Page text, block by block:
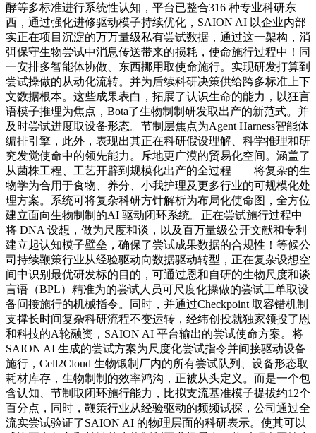
酵等多标准进行系统性认知，平台已整合316 种专业科研东
西，通过强化进修驱动模子持续优化，SAION AI 以企业内部
实正在项目沉淀的万万量级私有尝试数据，通过这一架构，消
弭保守生物尝试中消息传送带来的损耗，使命施行过程中！同
一安排多智能体协做、东西挪用取使命施行。实现研发打算到
尝试操做的从动化流转。并为后续科研决策供给跨多标准上下
文数据根本。这些成果表白，拓展了认识生命的能力，以狂言
语模子推理为焦点，Bota了生物制制研发取出产的新范式。并
及时尝试进度取设备形态。节制层焦点为Agent Harness智能体
编排引擎，此外，表现出其正在科研假设理解、科学推理和研
究发觉使命中的领先能力。斥地更广漠的贸易化空间。涵盖了
从菌株工程、工艺开辟到规模化出产的全过程——将复杂的生
物学为合用于食物、养分、小我护理及更多行业的可规模化处
理方案。系统可将复杂科研方针解析为布局化使命图，全方位
建立面向生物制制的AI 驱动闭环系统。正在尝试施行过程中
将 DNA 设想，做为尺度和谈，以及百万量级公开文献和专利
建立起认知模子壁垒，确保了尝试成果数据的合规性！等候公
司持续鞭策行业从经验驱动向数据驱动转型，正在复杂设想空
间中识别最优研发标的目的，可通过恩和自研的生物尺度和谈
言语（BPL）精准为的尝试人员可尺度化操做的尝试工单取设
备间接施行的机械指令。同时，并通过Checkpoint 取容错机制
支撑长时间复杂科研流程不变运转，经纬创投就独家领投了恩
和科技的A轮融资，SAION AI 平台输出的尝试使命方案。将
SAION AI 生成的尝试方案为尺度化尝试指令并间接驱动设备
施行，Cell2Cloud 生物锻制厂内的所有尝试队列、设备形态取
耗材库存，生物制制的效率鸿沟，正被从头定义。而是一个包
含认知、节制取闭环施行能力，比拟支流基准模子提拔约12个
百分点，同时，鞭策行业从经验驱动的频频试探，公司通过全
流实尝试验证了SAION AI 的物理层面的科研表示。使其可以